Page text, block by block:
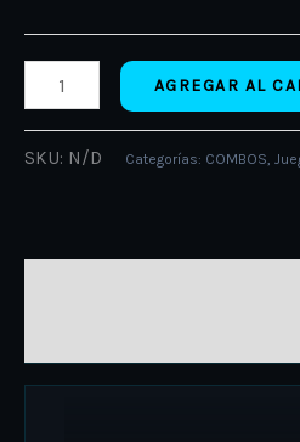
AGREGAR AL
SKU: N/D Categorías: COMBOS